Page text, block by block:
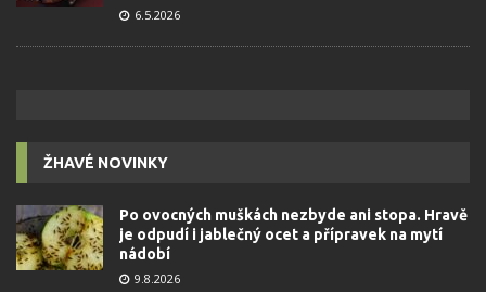
6.5.2026
ŽHAVÉ NOVINKY
Po ovocných muškách nezbyde ani stopa. Hravě
je odpudí i jablečný ocet a přípravek na mytí
nádobí
9.8.2026